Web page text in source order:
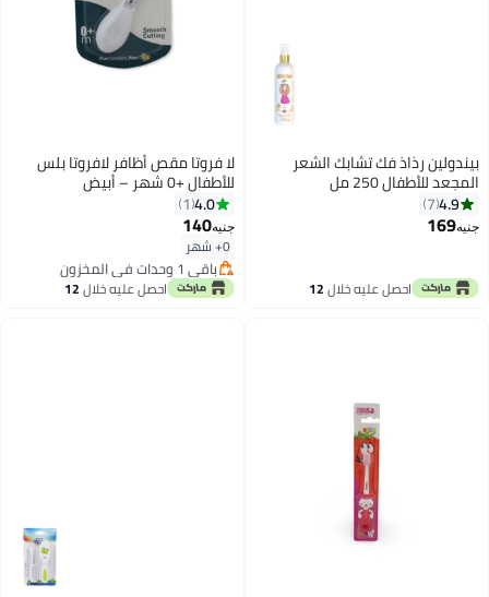
بيندولين رذاذ فك تشابك الشعر
المجعد للأطفال 250 مل
4.9
7
جنيه169
احصل عليه خلال12
لا فروتا مقص أظافر لافروتا بلس
للأطفال +0 شهر – أبيض
4.0
1
جنيه140
0+ شهر
باقي 1 وحدات في المخزون
باقي 1 وحدات في المخزون احصل عليه خلال12